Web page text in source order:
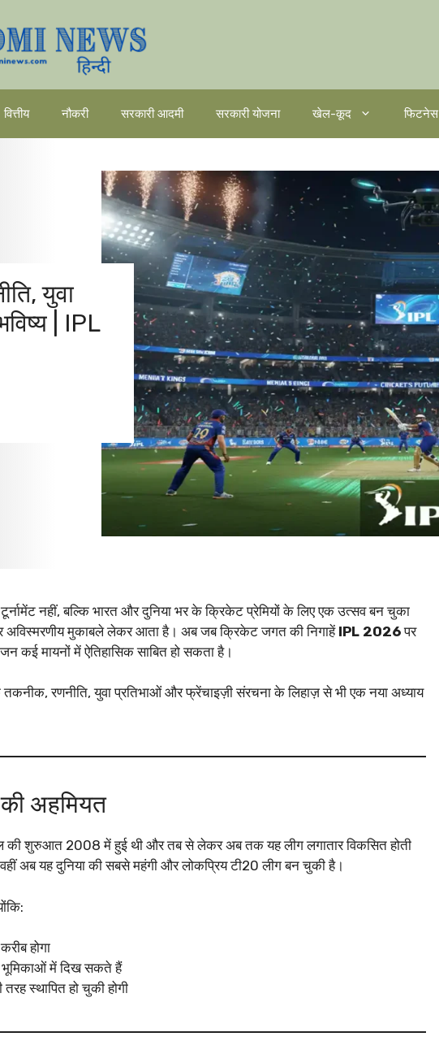
वित्तीय नौकरी सरकारी आदमी सरकारी योजना खेल-कूद फिटनेस
युवा
| IPL
नहीं, बल्कि भारत और दुनिया भर के क्रिकेट प्रेमियों के लिए एक उत्सव बन चुका
अविस्मरणीय मुकाबले लेकर आता है। अब जब क्रिकेट जगत की निगाहें IPL 2026पर
कई मायनों में ऐतिहासिक साबित हो सकता है।
रणनीति, युवा प्रतिभाओं और फ्रेंचाइज़ी संरचना के लिहाज़ से भी एक नया अध्याय
अहमियत
की शुरुआत 2008 में हुई थी और तब से लेकर अब तक यह लीग लगातार विकसित होती
अब यह दुनिया की सबसे महंगी और लोकप्रिय टी20 लीग बन चुकी है।
होगा
भूमिकाओं में दिख सकते हैं
तरह स्थापित हो चुकी होगी